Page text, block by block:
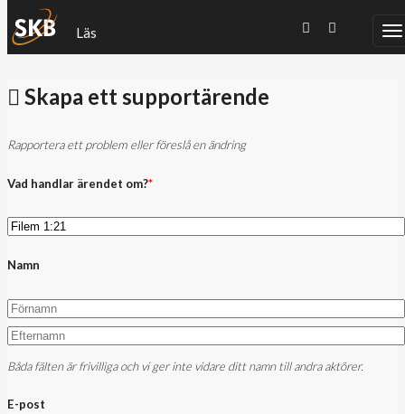
Läs
Skapa ett supportärende
Rapportera ett problem eller föreslå en ändring
Vad handlar ärendet om?*
Namn
Båda fälten är frivilliga och vi ger inte vidare ditt namn till andra aktörer.
E-post